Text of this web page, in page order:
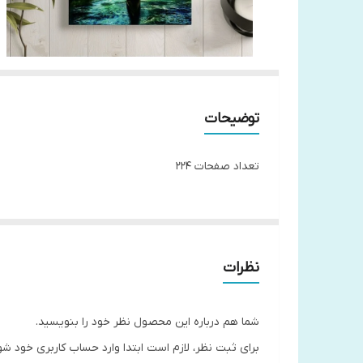
توضیحات
تعداد صفحات 224
نظرات
شما هم درباره این محصول نظر خود را بنویسید.
برای ثبت نظر، لازم است ابتدا وارد حساب کاربری خود